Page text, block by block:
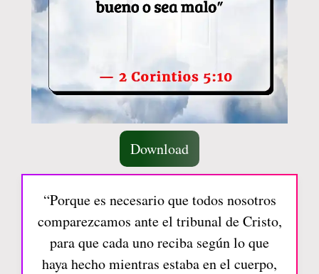
Download
“Porque es necesario que todos nosotros
comparezcamos ante el tribunal de Cristo,
para que cada uno reciba según lo que
haya hecho mientras estaba en el cuerpo,